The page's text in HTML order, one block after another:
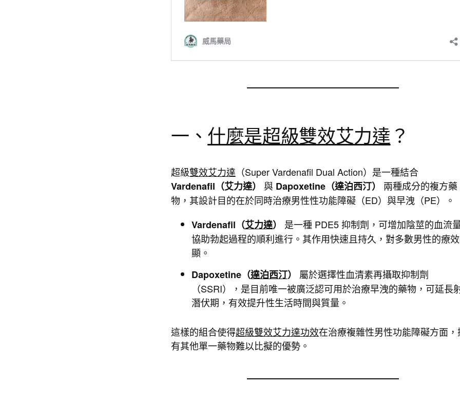
一、 什麼是超級雙效艾力達 ？
超級雙效艾力達 （Super Vardenafil Dual Action）是一種結合
Vardenafil（艾力達）
與 Dapoxetine（達泊西汀）
兩種成分的複方藥
物，其設計目的在於同時治療男性性功能障礙（ED）與早洩（PE）。
Vardenafil（艾力達）
是一種 PDE5 抑制劑，可增加陰莖的血流
協助勃起過程的順利進行。其作用快速且持久，對多數男性的療
顯。
Dapoxetine（達泊西汀）
屬於選擇性血清素再攝取抑制劑
（SSRI），是目前唯一被廣泛認可用於治療早洩的藥物，可延長
潛伏期，有效提升性生活時間與質量。
這樣的組合使得超級雙效艾力達功效在治療複雜性男性功能障礙方面，
有其他單一藥物難以比擬的優勢。